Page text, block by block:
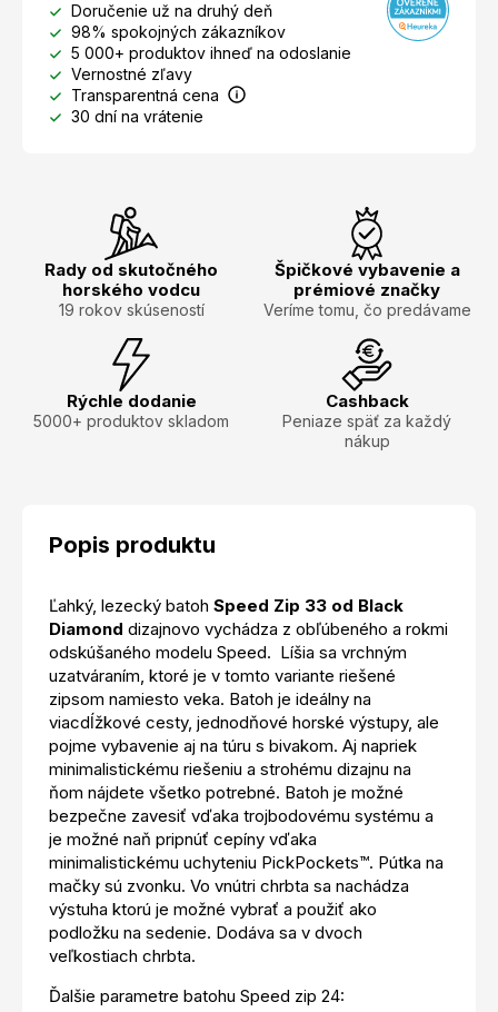
Doručenie už na druhý deň
98% spokojných zákazníkov
5 000+ produktov ihneď na odoslanie
Vernostné zľavy
Transparentná cena
30 dní na vrátenie
Rady od skutočného
horského vodcu
19 rokov skúseností
Špičkové vybavenie a
prémiové značky
Veríme tomu, čo predávame
Rýchle dodanie
5000+ produktov skladom
Cashback
Peniaze späť za každý
nákup
Popis produktu
Ľahký, lezecký batoh Speed Zip 33 od Black
Diamond dizajnovo vychádza z obľúbeného a rokmi
odskúšaného modelu Speed. Líšia sa vrchným
uzatváraním, ktoré je v tomto variante riešené
zipsom namiesto veka. Batoh je ideálny na
viacdĺžkové cesty, jednodňové horské výstupy, ale
pojme vybavenie aj na túru s bivakom. Aj napriek
minimalistickému riešeniu a strohému dizajnu na
ňom nájdete všetko potrebné. Batoh je možné
bezpečne zavesiť vďaka trojbodovému systému a
je možné naň pripnúť cepíny vďaka
minimalistickému uchyteniu PickPockets™. Pútka na
mačky sú zvonku. Vo vnútri chrbta sa nachádza
výstuha ktorú je možné vybrať a použiť ako
podložku na sedenie. Dodáva sa v dvoch
veľkostiach chrbta.
Ďalšie parametre batohu Speed zip 24: